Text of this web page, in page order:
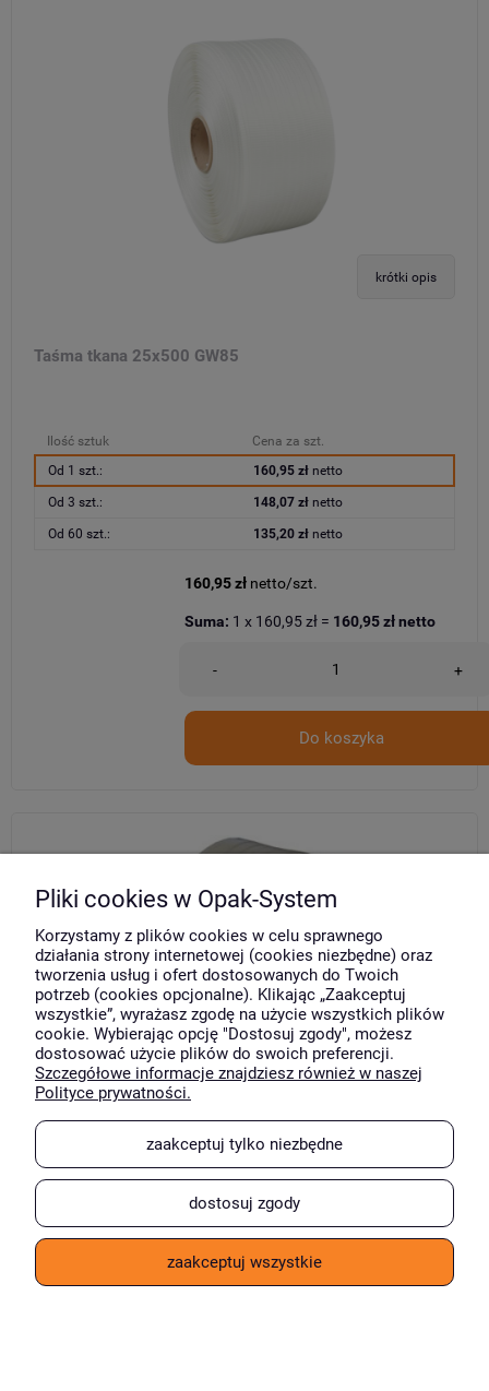
krótki opis
Taśma tkana 25x500 GW85
Ilość sztuk
Cena za szt.
Od 1 szt.:
160,95 złnetto
Od 3 szt.: 148,07 złnetto
Od 60 szt.: 135,20 złnetto
160,95 zł netto/szt.
- +
Do koszyka
Suma: 1 x 160,95 zł = 160,95 złnetto
Taśma kompozytowa 13x1100 GW40KF
Cena za szt.
Pliki cookies w Opak-System
Korzystamy z plików cookies w celu sprawnego
działania strony internetowej (cookies niezbędne) oraz
tworzenia usług i ofert dostosowanych do Twoich
potrzeb (cookies opcjonalne). Klikając „Zaakceptuj
wszystkie”, wyrażasz zgodę na użycie wszystkich plików
cookie. Wybierając opcję "Dostosuj zgody", możesz
dostosować użycie plików do swoich preferencji.
Szczegółowe informacje znajdziesz również w naszej
Polityce prywatności.
zaakceptuj tylko niezbędne
dostosuj zgody
zaakceptuj wszystkie